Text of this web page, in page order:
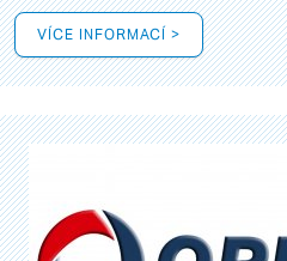
VÍCE INFORMACÍ >